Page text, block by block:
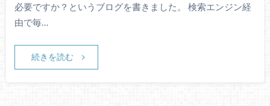
必要ですか？というブログを書きました。 検索エンジン経
由で毎…
続きを読む